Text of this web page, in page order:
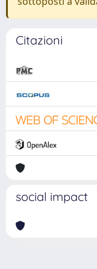
Citazioni
social impact